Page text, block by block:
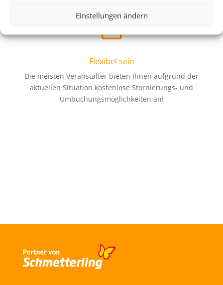
Einstellungen ändern
Z
Flexibel sein
Die meisten Veranstalter bieten Ihnen aufgrund der
aktuellen Situation kostenlose Stornierungs- und
Umbuchungsmöglichkeiten an!